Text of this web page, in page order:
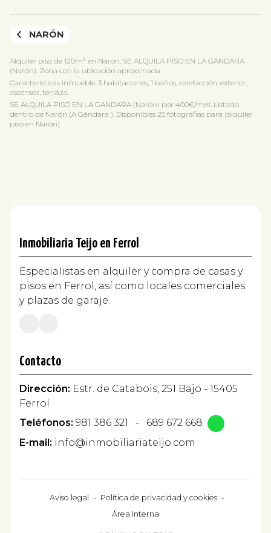
NARÓN
Alquiler piso de 120m² en Narón. SE ALQUILA PISO EN LA GANDARA
(Narón). Zona con la ubicación aproximada.
Características inmueble: 3 habitaciones, 1 baños, calefacción, exterior,
ascensor, terraza.
SE ALQUILA PISO EN LA GANDARA (Narón) por 400€/mes. Listado
dentro de Narón (A Gándara ). Disponibles 25 fotografias para (alquiler
piso en Narón).
Inmobiliaria Teijo en Ferrol
Especialistas en alquiler y compra de casas y
pisos en Ferrol, así como locales comerciales
y plazas de garaje.
Contacto
Dirección: Estr. de Catabois, 251 Bajo - 15405
Ferrol
Teléfonos: 981 386 321 -
689 672 668
E-mail: info@inmobiliariateijo.com
Aviso legal - Política de privacidad y cookies -
Área Interna